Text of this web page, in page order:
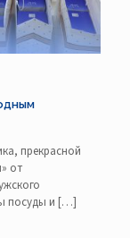
прекрасной
от
посуды и […]